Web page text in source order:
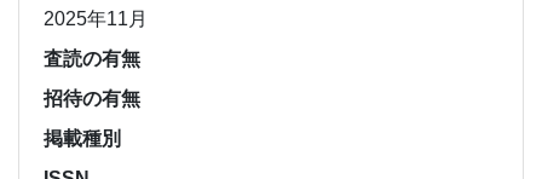
2025年11月
査読の有無
招待の有無
掲載種別